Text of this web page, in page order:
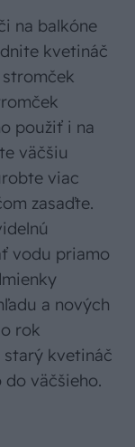
na balkóne
kvetináč
použiť i na
väčšiu
viac
zasaďte.
vodu priamo
a nových
rok
kvetináč
väčšieho.